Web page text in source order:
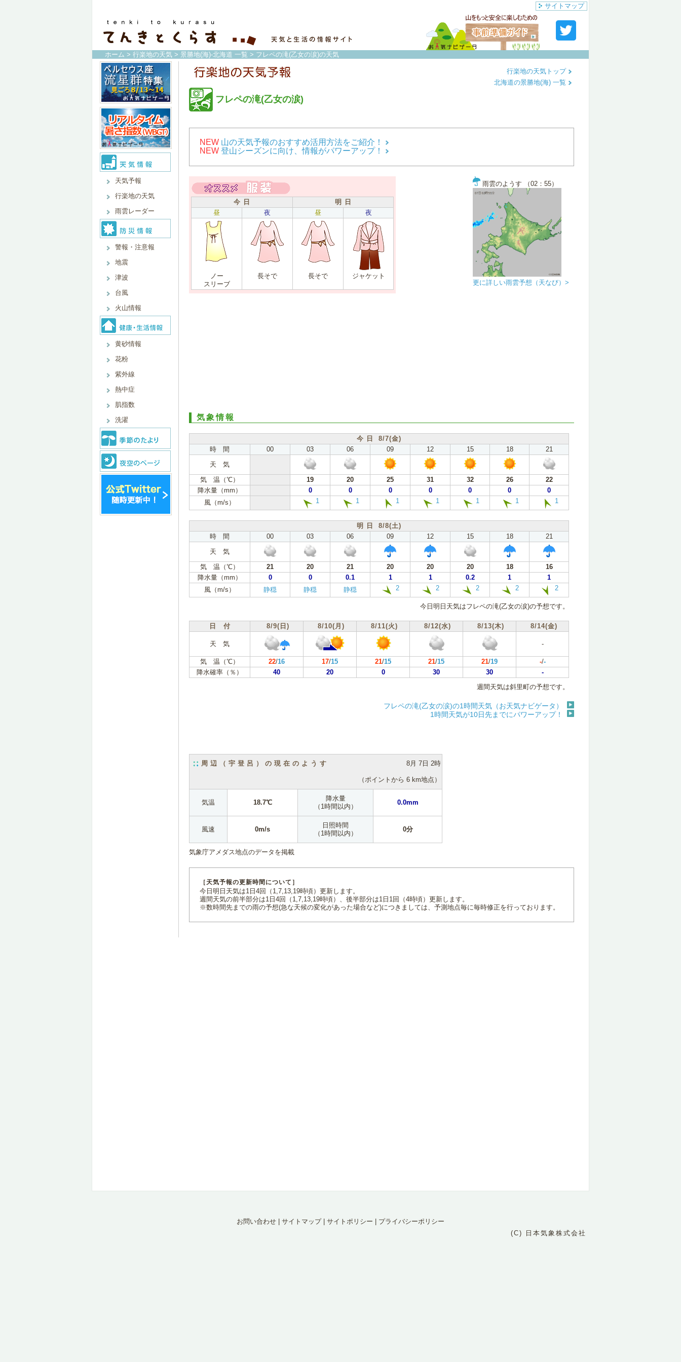
サイトマップ
ホーム > 行楽地の天気 > 景勝地(海)-北海道 一覧 > フレペの滝(乙女の涙)の天気
天気予報
行楽地の天気
雨雲レーダー
警報・注意報
地震
津波
台風
火山情報
黄砂情報
花粉
紫外線
熱中症
肌指数
洗濯
フレペの滝(乙女の涙)
行楽地の天気トップ
北海道の景勝地(海) 一覧
NEW 山の天気予報のおすすめ活用方法をご紹介！
NEW 登山シーズンに向け、情報がパワーアップ！
今 日
明 日
昼
夜 昼 夜
ノー
スリーブ
長そで 長そで ジャケット
雨雲のようす （02：55）
更に詳しい雨雲予想（天なび）>
気象情報
今 日 8/7(金)
時 間
00 03 06 09 12 15 18
21
天 気
気 温（℃）
19 20 25 31 32 26
22
降水量（mm）
0 0 0 0 0 0
0
風（m/s）
1 1 1 1 1 1 1
明 日 8/8(土)
時 間
00 03 06 09 12 15 18
21
天 気
気 温（℃）
21 20 21 20 20 20 18
16
降水量（mm）
0 0 0.1 1 1 0.2 1
1
風（m/s）
静穏 静穏 静穏 2 2 2 2 2
今日明日天気はフレペの滝(乙女の涙)の予想です。
日 付 8/9(日) 8/10(月) 8/11(火) 8/12(水) 8/13(木) 8/14(金)
天 気 -
気 温（℃） 22/16 17/15 21/15 21/15 21/19 -/-
降水確率（％）
40 20 0 30 30
-
週間天気は斜里町の予想です。
フレペの滝(乙女の涙)の1時間天気（お天気ナビゲータ）
1時間天気が10日先までにパワーアップ！
周辺（宇登呂）の現在のようす 8月 7日 2時
（ポイントから 6 km地点）
気温 18.7℃
降水量
（1時間以内）
0.0mm
風速 0m/s
日照時間
（1時間以内）
0分
気象庁アメダス地点のデータを掲載
［天気予報の更新時間について］
今日明日天気は1日4回（1,7,13,19時頃）更新します。
週間天気の前半部分は1日4回（1,7,13,19時頃）、後半部分は1日1回（4時頃）更新します。
※数時間先までの雨の予想(急な天候の変化があった場合など)につきましては、予測地点毎に毎時修正を行っております。
お問い合わせ サイトマップ| サイトポリシー
プライバシーポリシー
(C) 日本気象株式会社